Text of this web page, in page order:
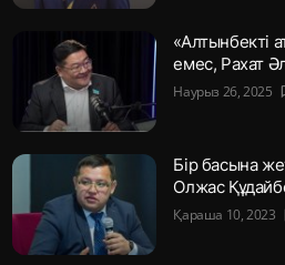
«Алтынбекті
емес, Рахат
Наурыз 26, 2025
Бір басына
Олжас
Қараша 10, 2023